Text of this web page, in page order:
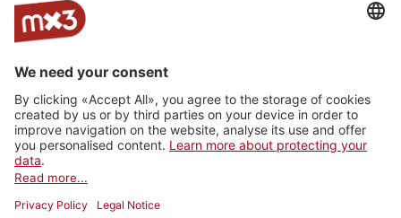
2024
2024Pop
1 Anarchie
Les Touristes
2023Pop
more_horiz